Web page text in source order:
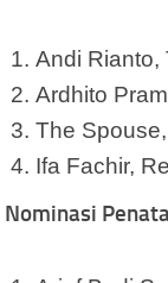
Andi Rianto,
Ardhito
The
Ifa Fachir,
Nominasi